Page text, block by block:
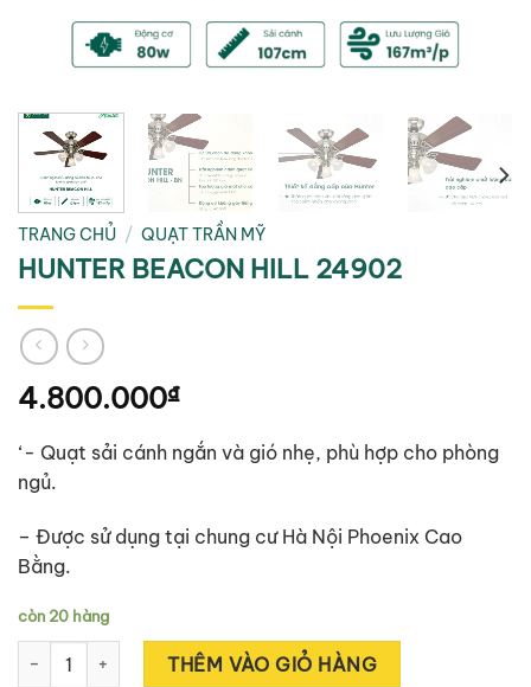
TRANG CHỦ / QUẠT TRẦN MỸ
HUNTER BEACON HILL 24902
4.800.000₫
‘- Quạt sải cánh ngắn và gió nhẹ, phù hợp cho phòng
ngủ.
– Được sử dụng tại chung cư Hà Nội Phoenix Cao
Bằng.
còn 20 hàng
HUNTER BEACON HILL 24902 số lượng
THÊM VÀO GIỎ HÀNG